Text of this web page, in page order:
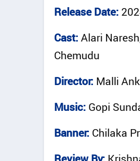
Release Date:
Cast: Alari
Chemudu
Director: Malli
Music: Gopi
Banner: Chilaka